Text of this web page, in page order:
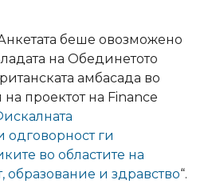
беше овозможено
на Обединетото
амбасада во
проектот на Finance
одговорност ги
во областите на
образование и здравство“.